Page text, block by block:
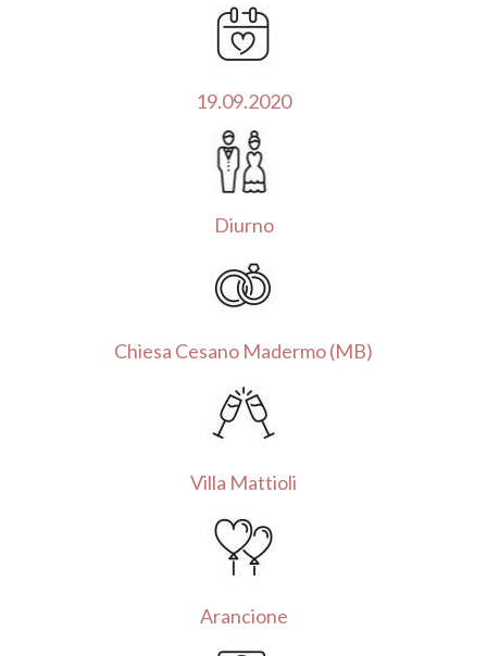
19.09.2020
Diurno
Chiesa Cesano Madermo (MB)
Villa Mattioli
Arancione